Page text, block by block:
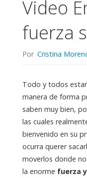
Video
fuerza
Por Cristina
Todo y todos
manera de forma
saben muy bien,
las cuales
bienvenido en su
ocurra querer
moverlos donde
la enorme fuerza